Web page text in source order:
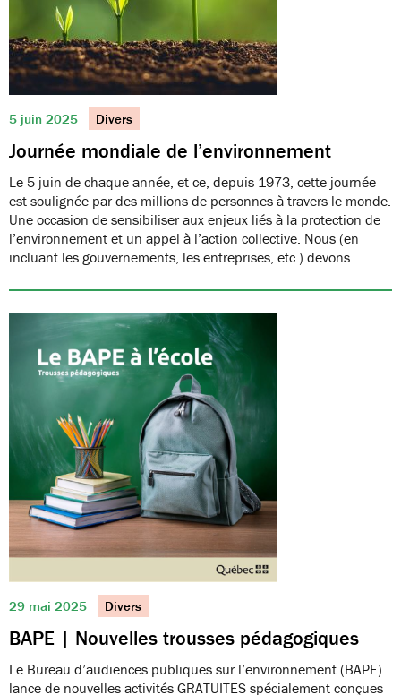
5 juin 2025 Divers
Journée mondiale de l’environnement
Le 5 juin de chaque année, et ce, depuis 1973, cette journée
est soulignée par des millions de personnes à travers le monde.
Une occasion de sensibiliser aux enjeux liés à la protection de
l’environnement et un appel à l’action collective. Nous (en
incluant les gouvernements, les entreprises, etc.) devons…
29 mai 2025 Divers
BAPE | Nouvelles trousses pédagogiques
Le Bureau d’audiences publiques sur l’environnement (BAPE)
lance de nouvelles activités GRATUITES spécialement conçues